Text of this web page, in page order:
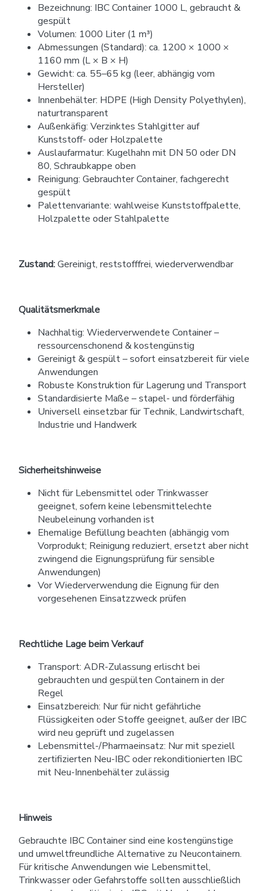
Bezeichnung: IBC Container 1000 L, gebraucht &
gespült
Volumen: 1000 Liter (1 m³)
Abmessungen (Standard): ca. 1200 × 1000 ×
1160 mm (L × B × H)
Gewicht: ca. 55–65 kg (leer, abhängig vom
Hersteller)
Innenbehälter: HDPE (High Density Polyethylen),
naturtransparent
Außenkäfig: Verzinktes Stahlgitter auf
Kunststoff- oder Holzpalette
Auslaufarmatur: Kugelhahn mit DN 50 oder DN
80, Schraubkappe oben
Reinigung: Gebrauchter Container, fachgerecht
gespült
Palettenvariante: wahlweise Kunststoffpalette,
Holzpalette oder Stahlpalette
Zustand:Gereinigt, reststofffrei, wiederverwendbar
Qualitätsmerkmale
Nachhaltig: Wiederverwendete Container –
ressourcenschonend & kostengünstig
Gereinigt & gespült – sofort einsatzbereit für viele
Anwendungen
Robuste Konstruktion für Lagerung und Transport
Standardisierte Maße – stapel- und förderfähig
Universell einsetzbar für Technik, Landwirtschaft,
Industrie und Handwerk
Sicherheitshinweise
Nicht für Lebensmittel oder Trinkwasser
geeignet, sofern keine lebensmittelechte
Neubeleinung vorhanden ist
Ehemalige Befüllung beachten (abhängig vom
Vorprodukt; Reinigung reduziert, ersetzt aber nicht
zwingend die Eignungsprüfung für sensible
Anwendungen)
Vor Wiederverwendung die Eignung für den
vorgesehenen Einsatzzweck prüfen
Rechtliche Lage beim Verkauf
Transport: ADR-Zulassung erlischt bei
gebrauchten und gespülten Containern in der
Regel
Einsatzbereich: Nur für nicht gefährliche
Flüssigkeiten oder Stoffe geeignet, außer der IBC
wird neu geprüft und zugelassen
Lebensmittel-/Pharmaeinsatz: Nur mit speziell
zertifizierten Neu-IBC oder rekonditionierten IBC
mit Neu-Innenbehälter zulässig
Hinweis
Gebrauchte IBC Container sind eine kostengünstige
und umweltfreundliche Alternative zu Neucontainern.
Für kritische Anwendungen wie Lebensmittel,
Trinkwasser oder Gefahrstoffe sollten ausschließlich